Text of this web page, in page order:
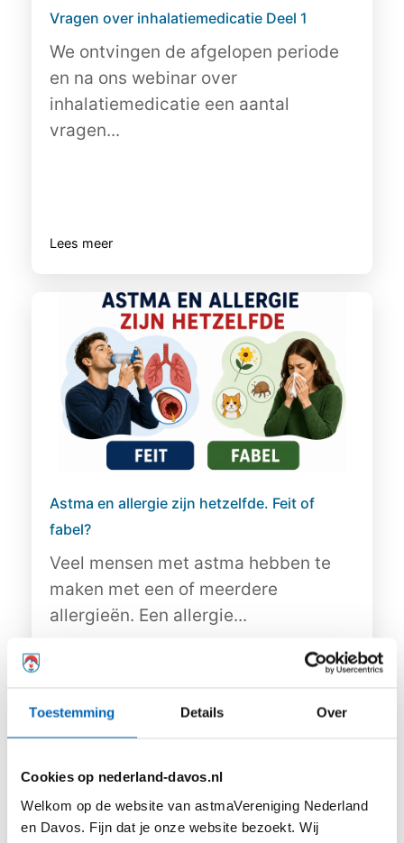
Toestemming Details Over
Cookies op nederland-davos.nl
Welkom op de website van astmaVereniging Nederland
en Davos. Fijn dat je onze website bezoekt. Wij
Vragen over inhalatiemedicatie Deel 1
We ontvingen de afgelopen periode
en na ons webinar over
inhalatiemedicatie een aantal
vragen...
Lees meer
Astma en allergie zijn hetzelfde. Feit of
fabel?
Veel mensen met astma hebben te
maken met een of meerdere
allergieën. Een allergie...